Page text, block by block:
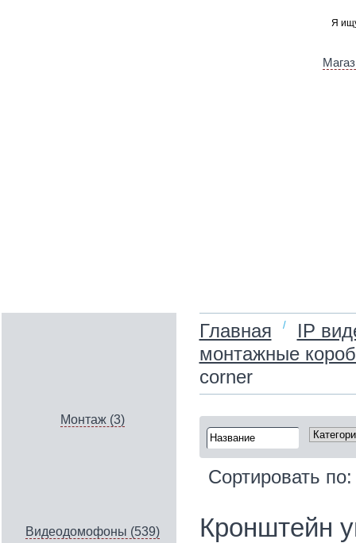
Монтаж (3)
Видеодомофоны (539)
Главная /
IP
монтажные
corner
Сортировать
Кронштейн